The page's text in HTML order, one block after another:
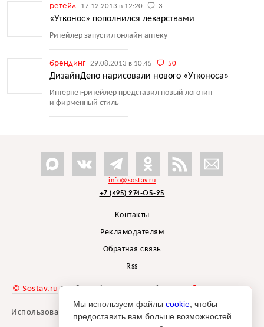
ретейл 17.12.2013 в 12:20 3
«Утконос» пополнился лекарствами
Ритейлер запустил онлайн-аптеку
брендинг 29.08.2013 в 10:45 50
ДизайнДепо нарисовали нового «Утконоса»
Интернет-ритейлер представил новый логотип
и фирменный стиль
info@sostav.ru
+7 (495) 274-05-25
Контакты
Рекламодателям
Обратная связь
Rss
© Sostav.ru 1998-2026 Независимый проектбрендингового
агентства Depot
Использование материалов Sostav.ru допустимо только при
указании источника.
Мы используем файлы cookie , чтобы
предоставить вам больше возможностей